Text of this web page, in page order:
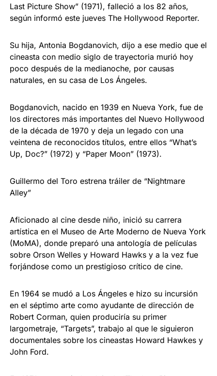
Last Picture Show” (1971), falleció a los 82 años,
según informó este jueves The Hollywood Reporter.
Su hija, Antonia Bogdanovich, dijo a ese medio que el
cineasta con medio siglo de trayectoria murió hoy
poco después de la medianoche, por causas
naturales, en su casa de Los Ángeles.
Bogdanovich, nacido en 1939 en Nueva York, fue de
los directores más importantes del Nuevo Hollywood
de la década de 1970 y deja un legado con una
veintena de reconocidos títulos, entre ellos “What’s
Up, Doc?” (1972) y “Paper Moon” (1973).
Guillermo del Toro estrena tráiler de “Nightmare
Alley”
Aficionado al cine desde niño, inició su carrera
artística en el Museo de Arte Moderno de Nueva York
(MoMA), donde preparó una antología de películas
sobre Orson Welles y Howard Hawks y a la vez fue
forjándose como un prestigioso crítico de cine.
En 1964 se mudó a Los Ángeles e hizo su incursión
en el séptimo arte como ayudante de dirección de
Robert Corman, quien produciría su primer
largometraje, “Targets”, trabajo al que le siguieron
documentales sobre los cineastas Howard Hawkes y
John Ford.